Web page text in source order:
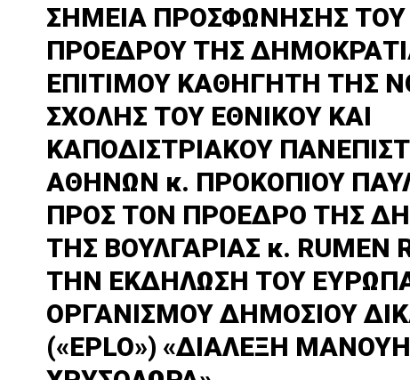
ΣΗΜΕΙΑ ΠΡΟΣΦΩΝΗΣΗΣ ΤΟΥ
ΠΡΟΕΔΡΟΥ ΤΗΣ
ΕΠΙΤΙΜΟΥ ΚΑΘΗΓΗΤΗ ΤΗΣ
ΣΧΟΛΗΣ ΤΟΥ ΕΘΝΙΚΟΥ ΚΑΙ
ΚΑΠΟΔΙΣΤΡΙΑΚΟΥ
ΑΘΗΝΩΝ κ. ΠΡΟΚΟΠΙΟΥ
ΠΡΟΣ ΤΟΝ ΠΡΟΕΔΡΟ ΤΗΣ
ΤΗΣ ΒΟΥΛΓΑΡΙΑΣ κ. RUMEN
ΤΗΝ ΕΚΔΗΛΩΣΗ ΤΟΥ
ΟΡΓΑΝΙΣΜΟΥ ΔΗΜΟΣΙΟΥ
(«EPLO») «ΔΙΑΛΕΞΗ